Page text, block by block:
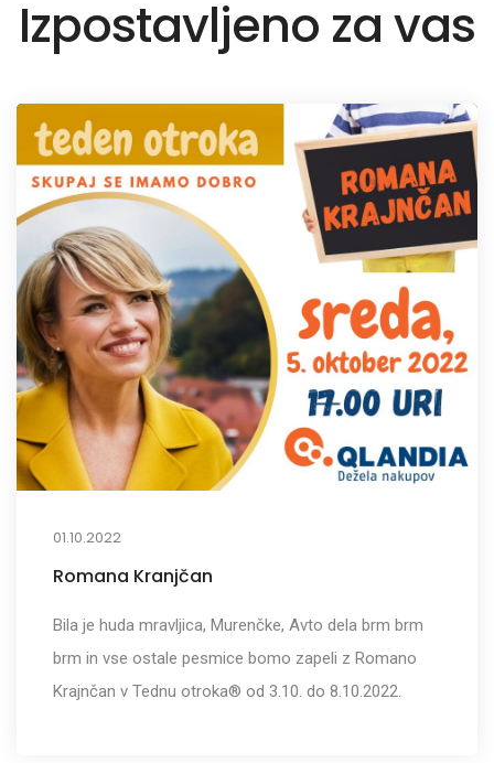
Izpostavljeno za vas
01.10.2022
Romana Kranjčan
Bila je huda mravljica, Murenčke, Avto dela brm brm
brm in vse ostale pesmice bomo zapeli z Romano
Krajnčan v Tednu otroka® od 3.10. do 8.10.2022.